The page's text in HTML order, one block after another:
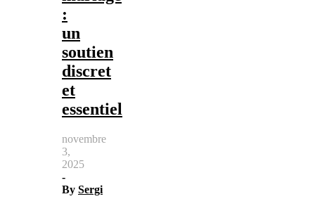
:
un
soutien
discret
et
essentiel
novembre
3,
2025
-
By Sergi